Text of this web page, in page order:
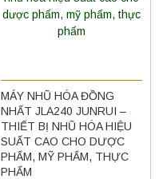
MÁY NHŨ HÓA ĐỒNG
NHẤT JLA240 JUNRUI –
THIẾT BỊ NHŨ HÓA HIỆU
SUẤT CAO CHO DƯỢC
PHẨM, MỸ PHẨM, THỰC
PHẨM